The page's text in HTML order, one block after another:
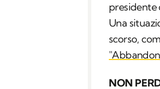
presidente
Una
scorso,
NON